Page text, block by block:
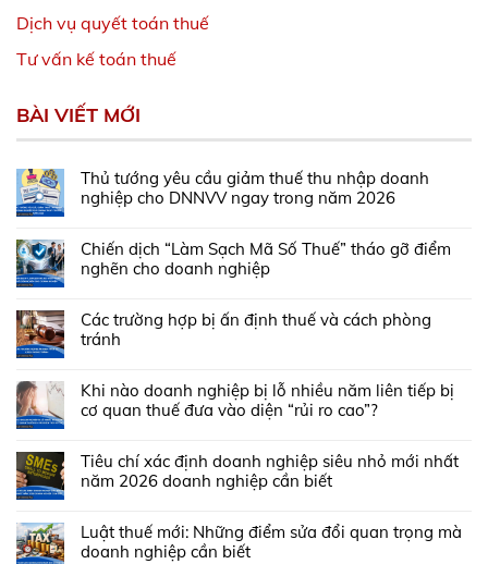
Dịch vụ quyết toán thuế
Tư vấn kế toán thuế
BÀI VIẾT MỚI
Thủ tướng yêu cầu giảm thuế thu nhập doanh
nghiệp cho DNNVV ngay trong năm 2026
Chiến dịch “Làm Sạch Mã Số Thuế” tháo gỡ điểm
nghẽn cho doanh nghiệp
Các trường hợp bị ấn định thuế và cách phòng
tránh
Khi nào doanh nghiệp bị lỗ nhiều năm liên tiếp bị
cơ quan thuế đưa vào diện “rủi ro cao”?
Tiêu chí xác định doanh nghiệp siêu nhỏ mới nhất
năm 2026 doanh nghiệp cần biết
Luật thuế mới: Những điểm sửa đổi quan trọng mà
doanh nghiệp cần biết